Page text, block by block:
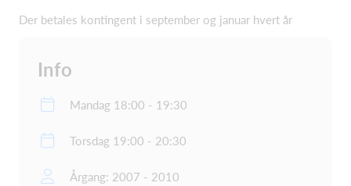
Der betales kontingent i september og januar hvert år
Info
Mandag 18:00 - 19:30
Torsdag 19:00 - 20:30
Årgang: 2007 - 2010